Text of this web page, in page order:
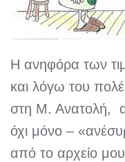
Η ανηφόρα των
και λόγω του
στη Μ. Ανατολή,
όχι μόνο –
από το αρχείο